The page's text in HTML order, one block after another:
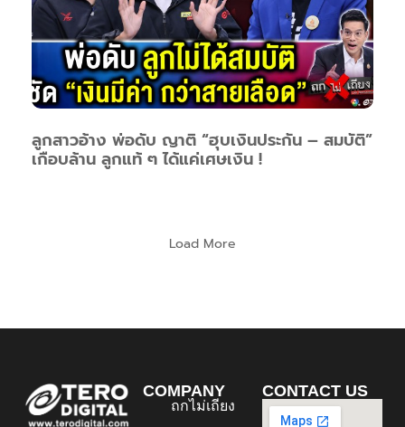
ลูกสาวอ้าง พ่อดับ ญาติ “ฮุบเงินประกัน – สมบัติ”
เกือบล้าน ลูกแท้ ๆ ได้แค่เศษเงิน !
Load More
COMPANY
ถกไม่เถียง
CONTACT US